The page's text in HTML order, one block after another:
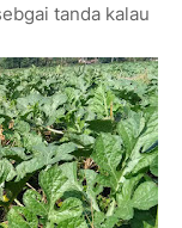
tanda kalau